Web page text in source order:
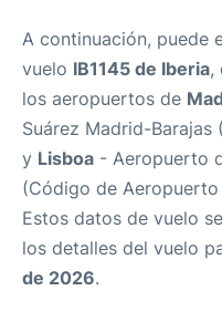
A continuación, puede
vuelo IB1145 de Iberia,
los aeropuertos de
Suárez Madrid-
y Lisboa - Aeropuerto
(Código de Aeropuerto
Estos datos de vuelo
los detalles del vuelo
de 2026.